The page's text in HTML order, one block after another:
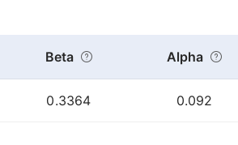
Beta Alpha
0.3364 0.092